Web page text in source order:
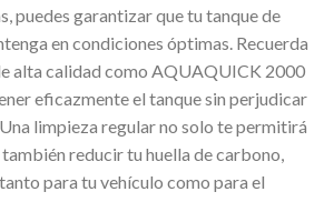
puedes garantizar que tu tanque de
en condiciones óptimas. Recuerda
alta calidad como AQUAQUICK 2000
eficazmente el tanque sin perjudicar
limpieza regular no solo te permitirá
reducir tu huella de carbono,
para tu vehículo como para el